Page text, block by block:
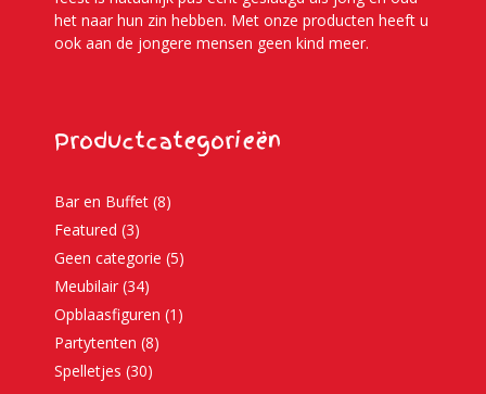
het naar hun zin hebben. Met onze producten heeft u
ook aan de jongere mensen geen kind meer.
Productcategorieën
Bar en Buffet (8)
Featured (3)
Geen categorie (5)
Meubilair (34)
Opblaasfiguren (1)
Partytenten (8)
Spelletjes (30)